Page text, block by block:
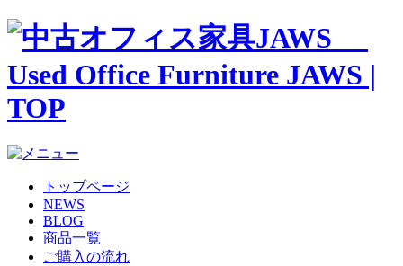
トップページ
NEWS
BLOG
商品一覧
ご購入の流れ